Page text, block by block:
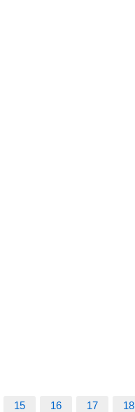
15 16 17 18